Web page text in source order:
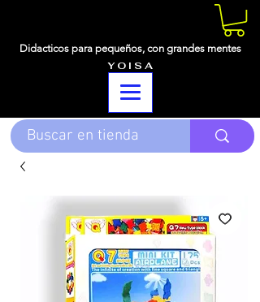
Didacticos para pequeños, con grandes mentes
Y O I S A